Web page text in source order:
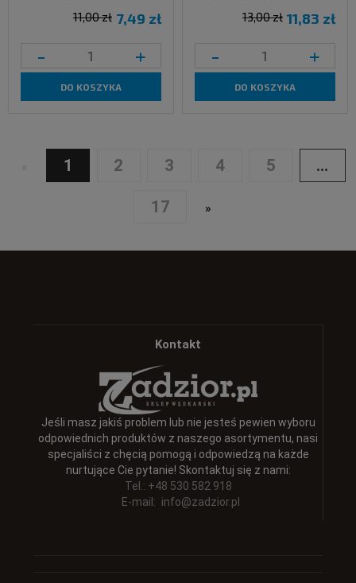
7,49 zł
11,00 zł
- +
DO KOSZYKA
11,83 zł
13,00 zł
- +
DO KOSZYKA
1 2 3 4 5 ...
17 »
Kontakt
Jeśli masz jakiś problem lub nie jesteś pewien wyboru
odpowiednich produktów z naszego asortymentu, nasi
specjaliści z chęcią pomogą i odpowiedzą na każde
nurtujące Cie pytanie! Skontaktuj się z nami:
Tel.: +48 530 582 918
E-mail: info@zadzior.pl